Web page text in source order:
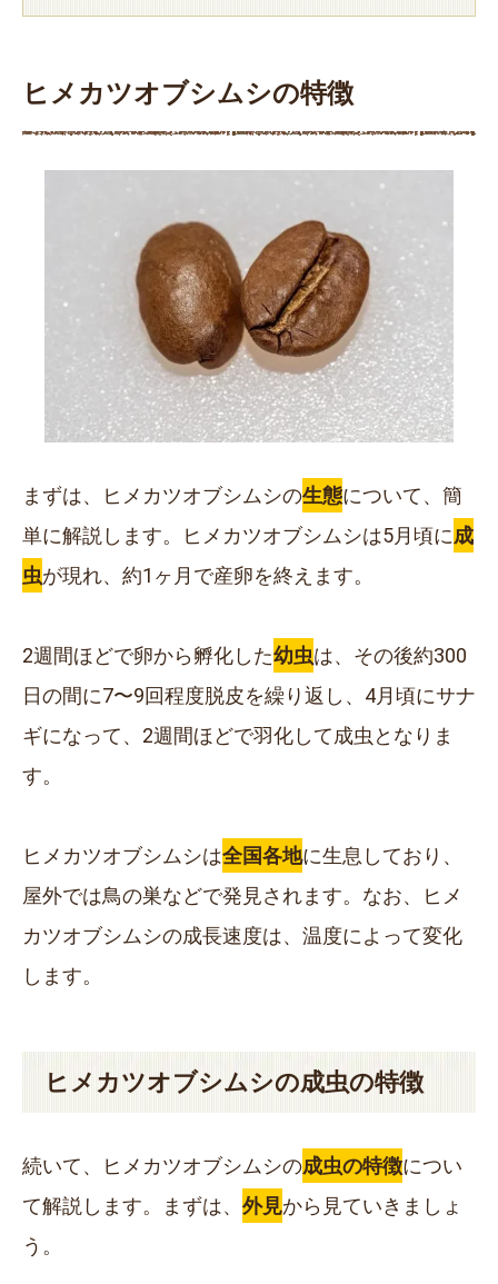
ヒメカツオブシムシの特徴
まずは、ヒメカツオブシムシの生態について、簡
単に解説します。ヒメカツオブシムシは5月頃に成
虫が現れ、約1ヶ月で産卵を終えます。
2週間ほどで卵から孵化した幼虫は、その後約300
日の間に7〜9回程度脱皮を繰り返し、4月頃にサナ
ギになって、2週間ほどで羽化して成虫となりま
す。
ヒメカツオブシムシは全国各地に生息しており、
屋外では鳥の巣などで発見されます。なお、ヒメ
カツオブシムシの成長速度は、温度によって変化
します。
ヒメカツオブシムシの成虫の特徴
続いて、ヒメカツオブシムシの成虫の特徴につい
て解説します。まずは、 外見から見ていきましょ
う。